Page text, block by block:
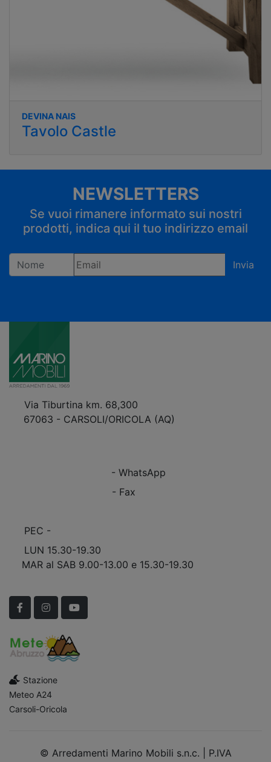
DEVINA NAIS
Tavolo Castle
NEWSLETTERS
Se vuoi rimanere informato sui nostri
prodotti, indica qui il tuo indirizzo email
Invia
Via Tiburtina km. 68,300
67063 - CARSOLI/ORICOLA (AQ)
- WhatsApp
- Fax
PEC -
LUN 15.30-19.30
MAR al SAB 9.00-13.00 e 15.30-19.30
FacebookInstagramYouTube
Stazione
Meteo A24
Carsoli-Oricola
© Arredamenti Marino Mobili s.n.c. | P.IVA